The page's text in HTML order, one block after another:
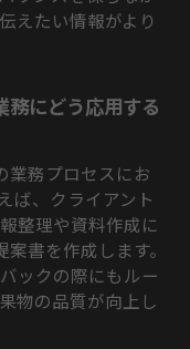
えたい情報がより
務にどう応用する
業務プロセスにお
ば、クライアント
整理や資料作成に
書を作成します。
ックの際にもルー
物の品質が向上し